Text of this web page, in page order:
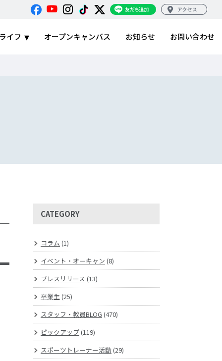
イフ オープンキャンパス お知らせ お問い合わせ
CATEGORY
コラム (1)
イベント・オーキャン (8)
プレスリリース (13)
卒業生(25)
スタッフ・教員BLOG (470)
ピックアップ(119)
スポーツトレーナー活動(29)